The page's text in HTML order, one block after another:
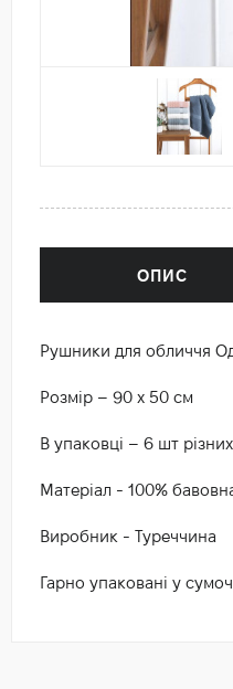
ОПИС
Рушники для обличчя
Розмір – 90 х 50 см
В упаковці – 6 шт
Матеріал - 100%
Виробник - Туреччина
Гарно упаковані у